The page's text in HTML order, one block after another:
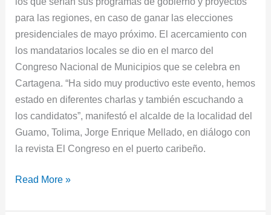
para las regiones, en caso de ganar las elecciones
presidenciales de mayo próximo. El acercamiento con
los mandatarios locales se dio en el marco del
Congreso Nacional de Municipios que se celebra en
Cartagena. “Ha sido muy productivo este evento, hemos
estado en diferentes charlas y también escuchando a
los candidatos”, manifestó el alcalde de la localidad del
Guamo, Tolima, Jorge Enrique Mellado, en diálogo con
la revista El Congreso en el puerto caribeño.
Read More »